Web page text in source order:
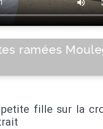
ramées
fille sur la